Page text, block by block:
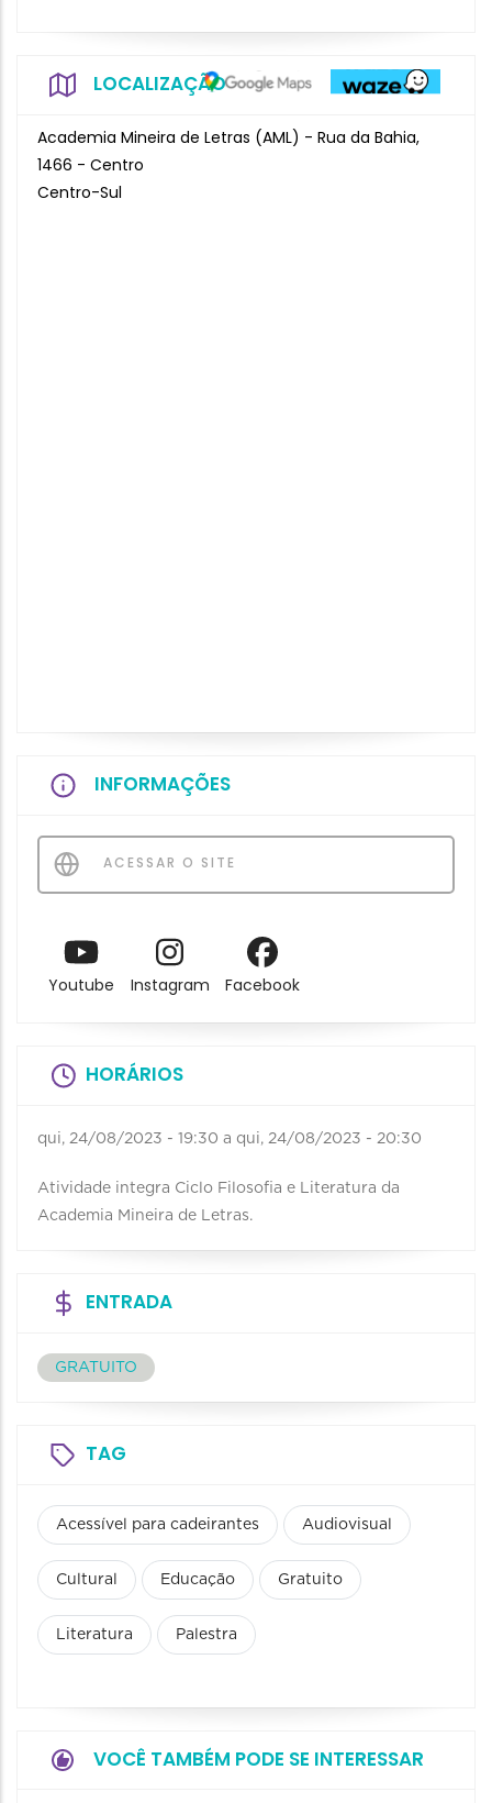
LOCALIZAÇÃO
Academia Mineira de Letras (AML) - Rua da Bahia,
1466 - Centro
Centro-Sul
INFORMAÇÕES
ACESSAR O SITE
Youtube Instagram Facebook
HORÁRIOS
qui, 24/08/2023 - 19:30 a qui, 24/08/2023 - 20:30
Atividade integra Ciclo Filosofia e Literatura da
Academia Mineira de Letras.
ENTRADA
GRATUITO
TAG
Acessível para cadeirantes Audiovisual
Cultural Educação Gratuito
Literatura Palestra
VOCÊ TAMBÉM PODE SE INTERESSAR